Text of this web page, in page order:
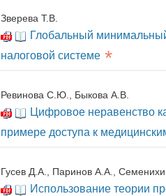
Зверева Т.В.
Глобальный
налоговой системе *
Ревинова С.Ю., Быкова А.В.
Цифровое неравенство
примере доступа к
Гусев Д.А., Паринов А.А.,
Использование теории